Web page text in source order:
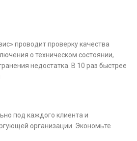
проводит проверку качества
о техническом состоянии,
недостатка. В 10 раз быстрее
под каждого клиента и
организации. Экономьте